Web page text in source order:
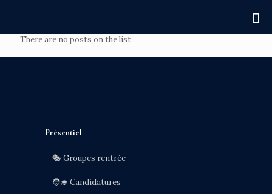
There are no posts on the list.
Présentiel
🎭 Groupes rentrée
🧑‍🎓 Candidatures